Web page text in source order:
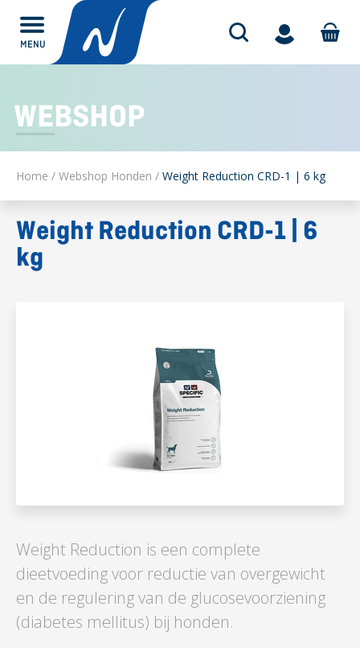
MENU
WEBSHOP
Home / Webshop Honden / Weight Reduction CRD-1 | 6 kg
Weight Reduction CRD-1 | 6
kg
Weight Reduction is een complete
dieetvoeding voor reductie van overgewicht
en de regulering van de glucosevoorziening
(diabetes mellitus) bij honden.